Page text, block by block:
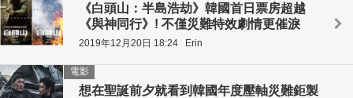
《白頭山：半島浩劫》韓國首日票房超越
《與神同行》! 不僅災難特效劇情更催淚
2019年12月20日 18:24 Erin
想在聖誕前夕就看到韓國年度壓軸災難鉅製
電影